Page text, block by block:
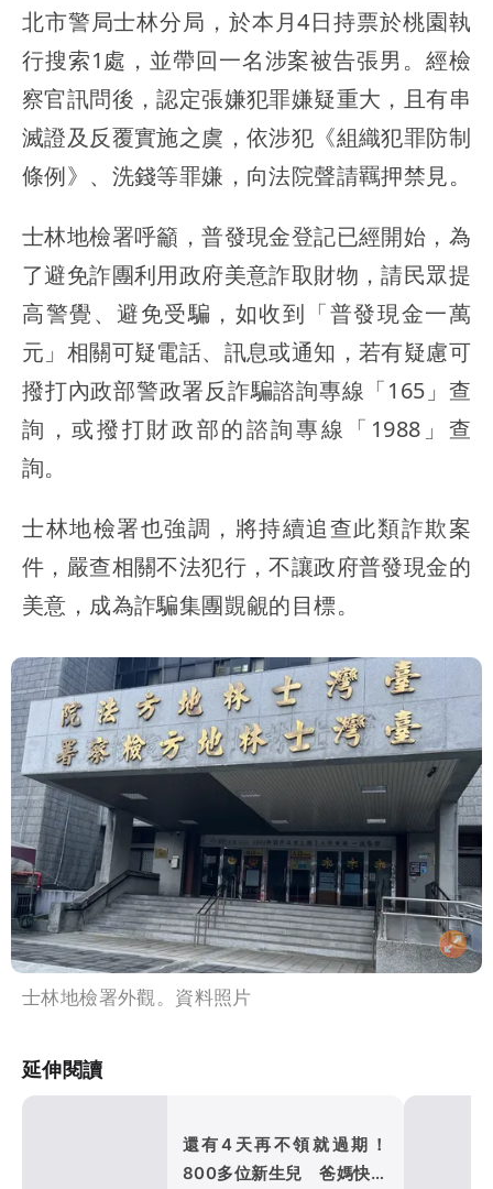
北市警局士林分局，於本月4日持票於桃園執
行搜索1處，並帶回一名涉案被告張男。經檢
察官訊問後，認定張嫌犯罪嫌疑重大，且有串
滅證及反覆實施之虞，依涉犯《組織犯罪防制
條例》、洗錢等罪嫌，向法院聲請羈押禁見。
士林地檢署呼籲，普發現金登記已經開始，為
了避免詐團利用政府美意詐取財物，請民眾提
高警覺、避免受騙，如收到「普發現金一萬
元」相關可疑電話、訊息或通知，若有疑慮可
撥打內政部警政署反詐騙諮詢專線「165」查
詢，或撥打財政部的諮詢專線「1988」查
詢。
士林地檢署也強調，將持續追查此類詐欺案
件，嚴查相關不法犯行，不讓政府普發現金的
美意，成為詐騙集團覬覦的目標。
士林地檢署外觀。資料照片
延伸閱讀
還有4天再不領就過期！
800多位新生兒 爸媽快來